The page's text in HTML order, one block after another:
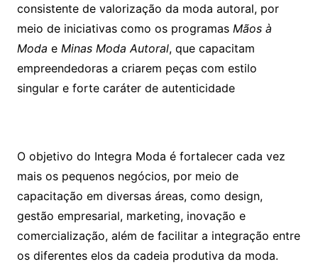
consistente de valorização da moda autoral, por
meio de iniciativas como os programas Mãos à
Moda e Minas Moda Autoral, que capacitam
empreendedoras a criarem peças com estilo
singular e forte caráter de autenticidade
O objetivo do Integra Moda é fortalecer cada vez
mais os pequenos negócios, por meio de
capacitação em diversas áreas, como design,
gestão empresarial, marketing, inovação e
comercialização, além de facilitar a integração entre
os diferentes elos da cadeia produtiva da moda.